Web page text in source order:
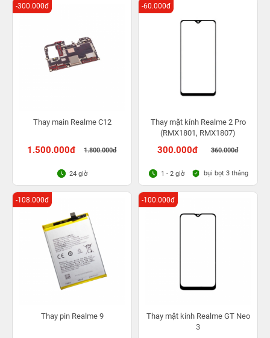
Thay main Realme C12
1.500.000đ 1.800.000đ
-300.000đ
24 giờ
Thay mặt kính Realme 2 Pro
(RMX1801, RMX1807)
300.000đ 360.000đ
-60.000đ
1 - 2 giờ bụi bọt 3 tháng
Thay pin Realme 9
-108.000đ
Thay mặt kính Realme GT Neo
3
-100.000đ